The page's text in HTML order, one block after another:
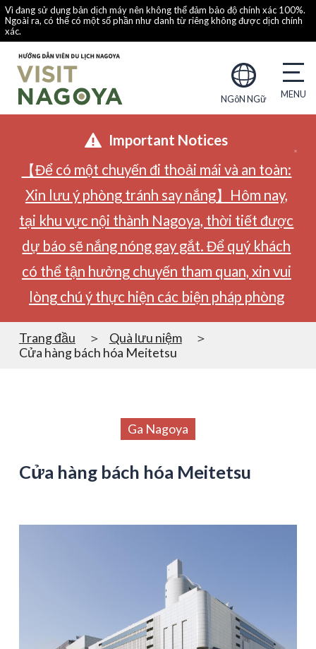
Vì đang sử dụng bản dịch máy nên không thể đảm bảo độ chính xác 100%.
Ngoài ra, có thể có một số phần như danh từ riêng không được dịch chính
xác.
NGôN NGữ
Important Notices
【Để có một chuyến đi thoải mái và an toàn:
Xin lưu ý phòng tránh say nắng】Hôm nay,
tại khu vực nội thành Nagoya, thời tiết được
dự báo sẽ nắng nóng gay gắt. Để quý khách
có thể tận hưởng chuyến tham quan, xin vui
lòng chú ý thực hiện các biện pháp phòng
Trang đầu
Quà lưu niệm
Cửa hàng bách hóa Meitetsu
Ga Nagoya
Cửa hàng bách hóa Meitetsu